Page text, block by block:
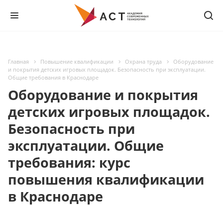
Главная Повышение квалификации Охрана труда
Оборудование
и покрытия детских игровых площадок. Безопасность при эксплуатации.
Общие требования в Краснодаре
Оборудование и покрытия
детских игровых площадок.
Безопасность при
эксплуатации. Общие
требования: курс
повышения квалификации
в Краснодаре